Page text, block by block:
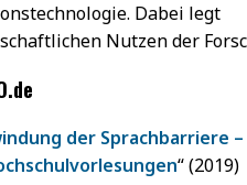
Dabei legt
Nutzen der
der Sprachbarriere
“ (2019)